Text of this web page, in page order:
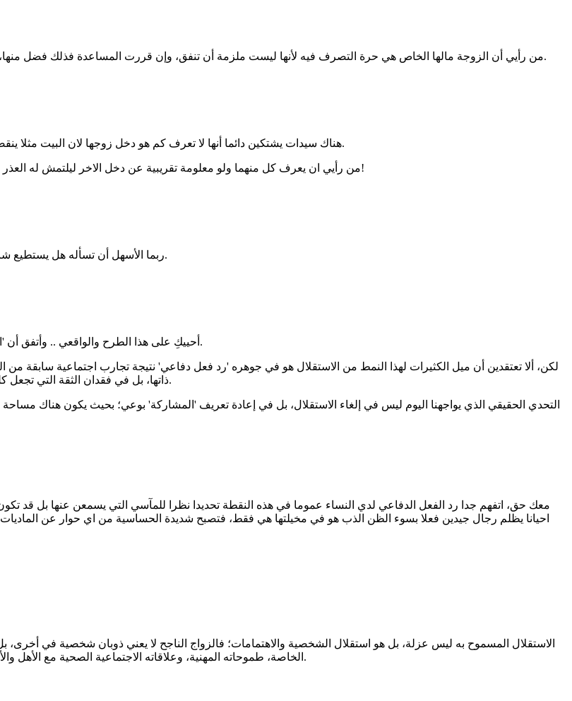
من رأيي أن الزوجة مالها الخاص هي حرة التصرف فيه لأنها ليست ملزمة أن تنفق، وإن قررت المساعدة فذلك فضل منها، أما الزوج طالما أنه ينفق بما يرضي الله فلا داعي أن تعرف الزوجة مقدار دخله كله.
هناك سيدات يشتكين دائما أنها لا تعرف كم هو دخل زوجها لان البيت مثلا ينقصه اشياء فهي لا تعرف اصلا هل هذه هي مقدرته ام انه يبخل عليهم تلك هي المشكلة.
من رأيي ان يعرف كل منهما ولو معلومة تقريبية عن دخل الاخر ليلتمش له العذر او ليعرف هل تستطيع ان تطلب منه شيئا مكلفا قليلا ام ان هذا صعب بالنسبة لراتبه!
ربما الأسهل أن تسأله هل يستطيع شراء هذا أو ذلك أم لا أو ما مقدرته المادية، إذا كان لا يريد قول أو مشاركة مقدار دخله.
أحييكِ على هذا الطرح والواقعي .. وأتفق أن 'الاستقلال المطلق' قد يتحول لوصفة سريعة للاغتراب العاطفي والجفاء بين الزوجين.
لكن، ألا تعتقدين أن ميل الكثيرات لهذا النمط من الاستقلال هو في جوهره 'رد فعل دفاعي' نتيجة تجارب اجتماعية سابقة من
ذاتها، بل في فقدان الثقة التي تجعل كل طرف يبني مساحته المحصنة أو ضماناته الخاصة حمايةً لنفسه من تقلبات العلاقة.
التحدي الحقيقي الذي يواجهنا اليوم ليس في إلغاء الاستقلال، بل في إعادة تعريف 'المشاركة' بوعي؛ بحيث يكون هناك
معك حق، اتفهم جدا رد الفعل الدفاعي لدي النساء عموما في هذه النقطة تحديدا نظرا للمآسي التي يسمعن عنها بل قد
احيانا يظلم رجال جيدين فعلا بسوء الظن الذب هو في مخيلتها هي فقط، فتصبح شديدة الحساسية من اي حوار عن
​الاستقلال المسموح به ليس عزلة، بل هو استقلال الشخصية والاهتمامات؛ فالزواج الناجح لا يعني ذوبان شخصية في
الخاصة، طموحاته المهنية، وعلاقاته الاجتماعية الصحية مع الأهل والأصدقاء، طالما أن ذلك لا يمس الثوابت المشتركة أو يقلل من الاهتمام بالطرف الآخر.